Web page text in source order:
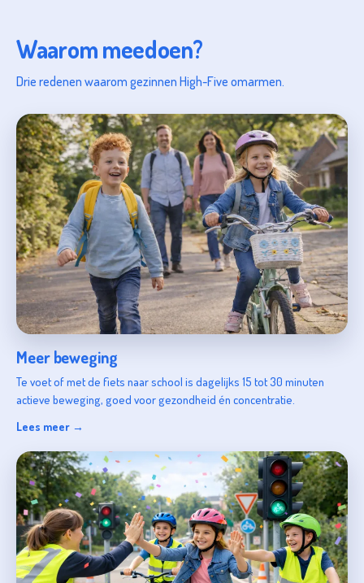
Waarom meedoen?
Drie redenen waarom gezinnen High-Five omarmen.
Meer beweging
Te voet of met de fiets naar school is dagelijks 15 tot 30 minuten
actieve beweging, goed voor gezondheid én concentratie.
Lees meer →